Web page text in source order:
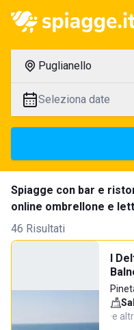
Puglianello
Seleziona date
Spiagge con bar e
online ombrellone e
46 Risultati
I
·e